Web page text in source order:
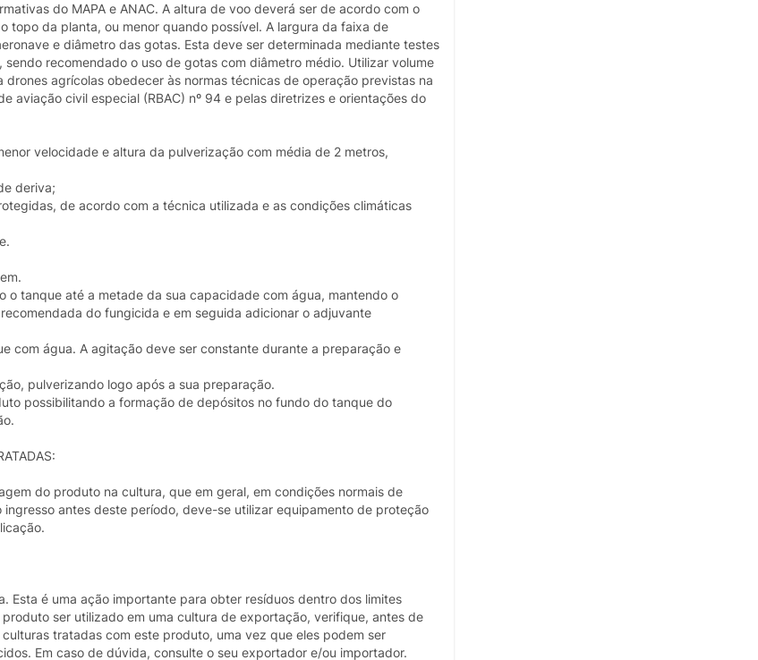
do MAPA e ANAC. A altura de voo deverá ser de acordo com o
da planta, ou menor quando possível. A largura da faixa de
e diâmetro das gotas. Esta deve ser determinada mediante testes
recomendado o uso de gotas com diâmetro médio. Utilizar volume
agrícolas obedecer às normas técnicas de operação previstas na
aviação civil especial (RBAC) nº 94 e pelas diretrizes e orientações do
velocidade e altura da pulverização com média de 2 metros,
deriva;
de acordo com a técnica utilizada e as condições climáticas
tanque até a metade da sua capacidade com água, mantendo o
do fungicida e em seguida adicionar o adjuvante
com água. A agitação deve ser constante durante a preparação e
pulverizando logo após a sua preparação.
possibilitando a formação de depósitos no fundo do tanque do
do produto na cultura, que em geral, em condições normais de
antes deste período, deve-se utilizar equipamento de proteção
Esta é uma ação importante para obter resíduos dentro dos limites
ser utilizado em uma cultura de exportação, verifique, antes de
tratadas com este produto, uma vez que eles podem ser
Em caso de dúvida, consulte o seu exportador e/ou importador.